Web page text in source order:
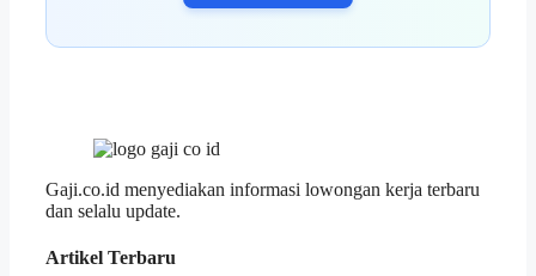
Gaji.co.id menyediakan informasi lowongan kerja terbaru
dan selalu update.
Artikel Terbaru